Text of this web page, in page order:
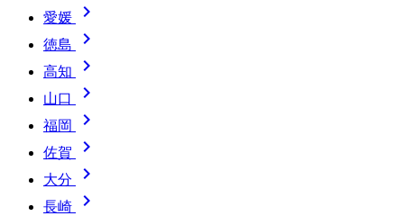
愛媛 
徳島 
高知 
山口 
福岡 
佐賀 
大分 
長崎 